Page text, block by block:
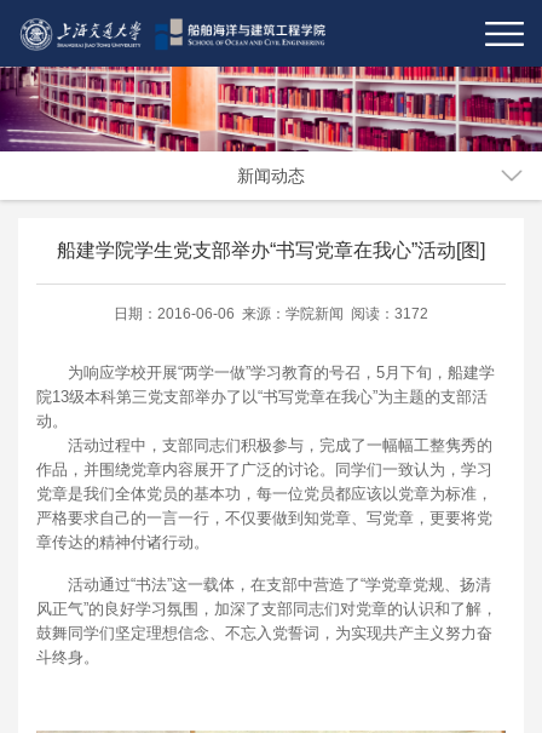
新闻动态
船建学院学生党支部举办“书写党章在我心”活动[图]
日期：2016-06-06 来源：学院新闻 阅读：3172
为响应学校开展“两学一做”学习教育的号召，5月下旬，船建学
院13级本科第三党支部举办了以“书写党章在我心”为主题的支部活
动。
活动过程中，支部同志们积极参与，完成了一幅幅工整隽秀的
作品，并围绕党章内容展开了广泛的讨论。同学们一致认为，学习
党章是我们全体党员的基本功，每一位党员都应该以党章为标准，
严格要求自己的一言一行，不仅要做到知党章、写党章，更要将党
章传达的精神付诸行动。
活动通过“书法”这一载体，在支部中营造了“学党章党规、扬清
风正气”的良好学习氛围，加深了支部同志们对党章的认识和了解，
鼓舞同学们坚定理想信念、不忘入党誓词，为实现共产主义努力奋
斗终身。